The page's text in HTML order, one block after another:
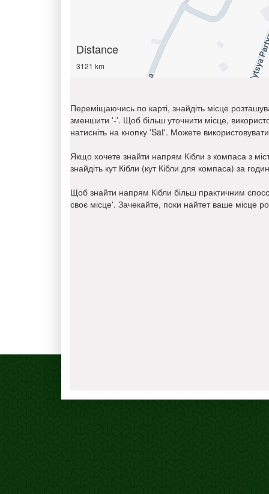
Distance
3121 km
Переміщаючись по карті, знайдіть місце
зменшити '-'. Щоб більш уточнити місце,
натисніть на кнопку 'Sat'. Можете
Якщо хочете знайти напрям Кібли з компаса з
знайдіть кут Кібли (кут Кібли для компаса) за
Щоб знайти напрям Кібли більш практичним
своє місце'. Зачекайте, поки найтет ваше місце